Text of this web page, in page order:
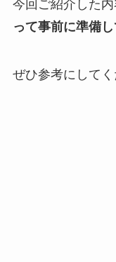
今回ご紹介した内
って事前に準備
ぜひ参考にしてく